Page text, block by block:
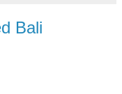
Bali